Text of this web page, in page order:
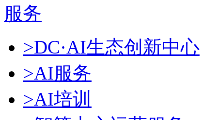
服务
>DC·AI生态创新中心
>AI服务
>AI培训